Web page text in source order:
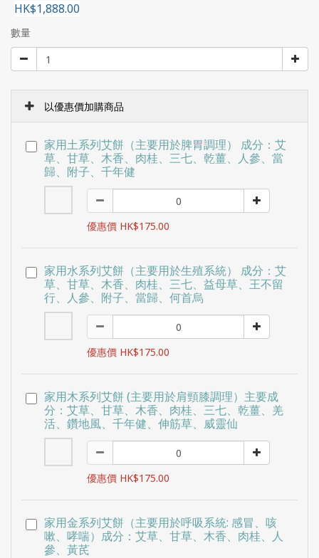
HK$1,888.00
數量
以優惠價加購商品
家用土系列艾餅（主要用於脾胃調理） 成分：艾
草、甘草、木香、肉桂、三七、乾薑、人參、當
歸、附子、千年健
優惠價 HK$175.00
家用水系列艾餅（主要用於生殖系統） 成分：艾
草、甘草、木香、肉桂、三七、益母草、王不留
行、人參、附子、當歸、何首烏
優惠價 HK$175.00
家用木系列艾餅 (主要用於肩頸膝調理）主要成
分：艾草、甘草、木香、肉桂、三七、乾薑、羌
活、鑽地風、千年健、伸筋草、威靈仙
優惠價 HK$175.00
家用金系列艾餅（主要用於呼吸系統: 感冒、咳
嗽、哮喘）成分：艾草、甘草、木香、肉桂、人
參、黃芪